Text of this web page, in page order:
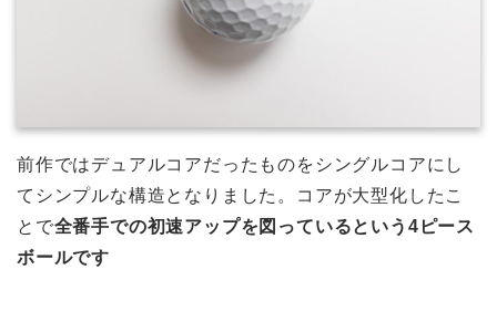
前作ではデュアルコアだったものをシングルコアにし
てシンプルな構造となりました。コアが大型化したこ
とで全番手での初速アップを図っているという4ピース
ボールです